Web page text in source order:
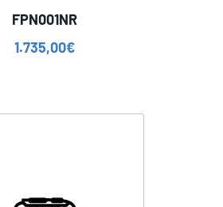
FPN001NR
1.735,00€